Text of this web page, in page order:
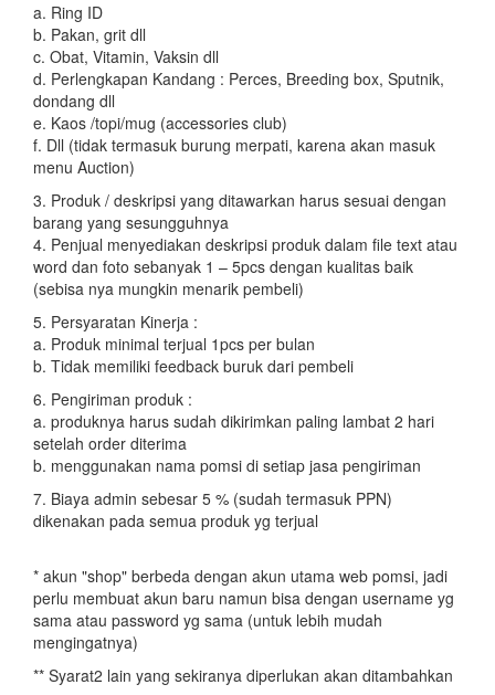
a. Ring ID
b. Pakan, grit dll
c. Obat, Vitamin, Vaksin dll
d. Perlengkapan Kandang : Perces, Breeding box, Sputnik,
dondang dll
e. Kaos /topi/mug (accessories club)
f. Dll (tidak termasuk burung merpati, karena akan masuk
menu Auction)
3. Produk / deskripsi yang ditawarkan harus sesuai dengan
barang yang sesungguhnya
4. Penjual menyediakan deskripsi produk dalam file text atau
word dan foto sebanyak 1 – 5pcs dengan kualitas baik
(sebisa nya mungkin menarik pembeli)
5. Persyaratan Kinerja :
a. Produk minimal terjual 1pcs per bulan
b. Tidak memiliki feedback buruk dari pembeli
6. Pengiriman produk :
a. produknya harus sudah dikirimkan paling lambat 2 hari
setelah order diterima
b. menggunakan nama pomsi di setiap jasa pengiriman
7. Biaya admin sebesar 5 % (sudah termasuk PPN)
dikenakan pada semua produk yg terjual
* akun "shop" berbeda dengan akun utama web pomsi, jadi
perlu membuat akun baru namun bisa dengan username yg
sama atau password yg sama (untuk lebih mudah
mengingatnya)
** Syarat2 lain yang sekiranya diperlukan akan ditambahkan